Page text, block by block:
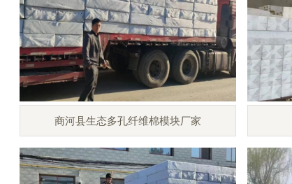
商河县生态多孔纤维棉模块厂家